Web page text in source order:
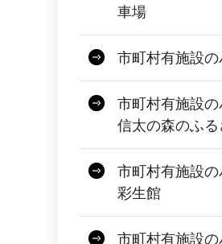
車場
市町村有施設
市町村有施設
信太の森のふ
市町村有施設
彩生館
市町村有施設